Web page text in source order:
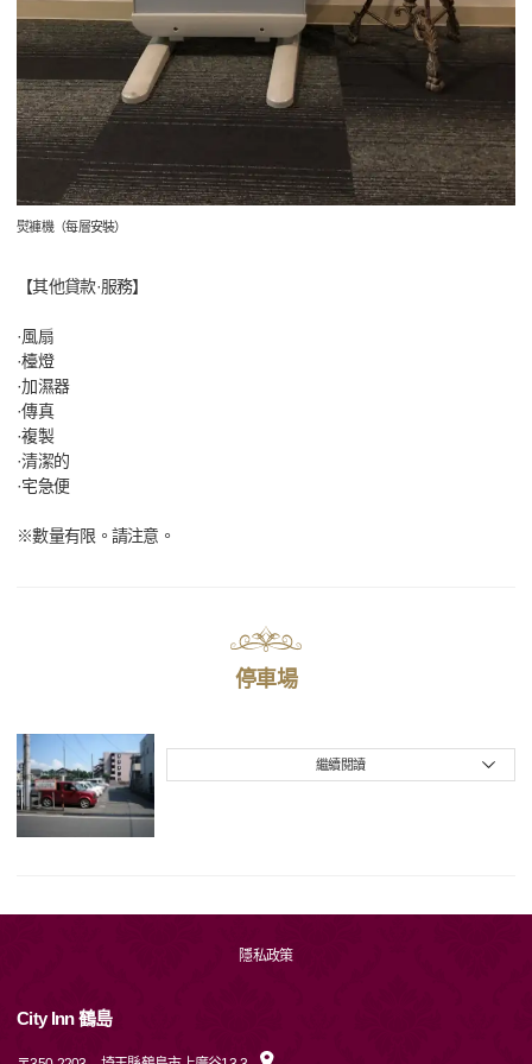
熨褲機（每層安裝）
【其他貸款·服務】
·風扇
·檯燈
·加濕器
·傳真
·複製
·清潔的
·宅急便
※數量有限。請注意。
停車場
繼續閱讀
隱私政策
City Inn 鶴島